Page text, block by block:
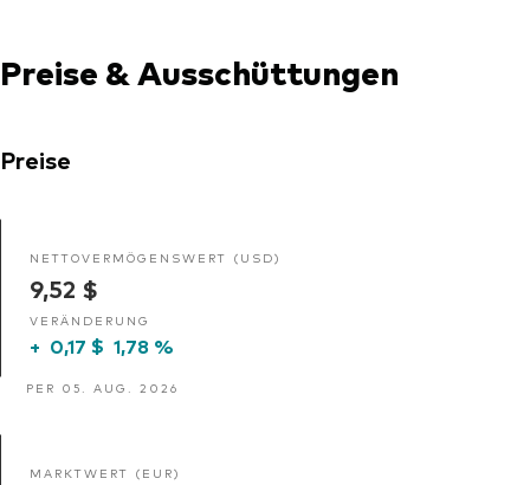
Preise & Ausschüttungen
Preise
NETTOVERMÖGENSWERT (USD)
9,52 $
VERÄNDERUNG
+ 0,17 $ 1,78 %
PER 05. AUG. 2026
MARKTWERT (EUR)